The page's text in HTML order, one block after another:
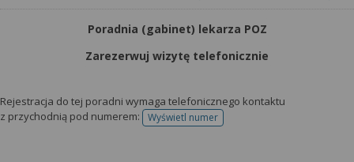
Poradnia (gabinet) lekarza POZ
Zarezerwuj wizytę telefonicznie
Rejestracja do tej poradni wymaga telefonicznego kontaktu
z przychodnią pod numerem:
Wyświetl numertelefonu do rejestracji